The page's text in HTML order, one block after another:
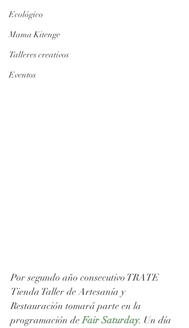
Ecológico
Mama Kitenge
Talleres creativos
Eventos
Por segundo año consecutivo TRATE
Tienda Taller de Artesanía y
Restauración tomará parte en la
programación de Fair Saturday. Un día